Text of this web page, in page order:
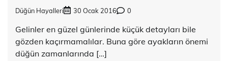
Düğün Hayalleri 30 Ocak 2016 0
Gelinler en güzel günlerinde küçük detayları bile
gözden kaçırmamalılar. Buna göre ayakların önemi
düğün zamanlarında […]